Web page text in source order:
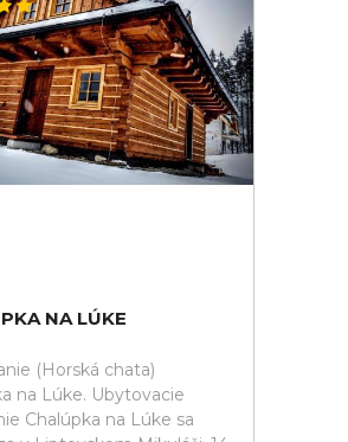
NA LÚKE
(Horská chata)
na Lúke. Ubytovacie
Chalúpka na Lúke sa